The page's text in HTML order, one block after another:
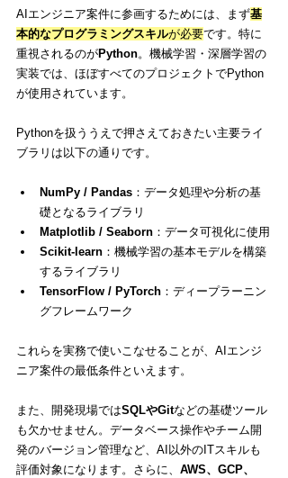
AIエンジニア案件に参画するためには、まず基
本的なプログラミングスキルが必要です。特に
重視されるのがPython。機械学習・深層学習の
実装では、ほぼすべてのプロジェクトでPython
が使用されています。
Pythonを扱ううえで押さえておきたい主要ライ
ブラリは以下の通りです。
NumPy / Pandas ：データ処理や分析の基
礎となるライブラリ
Matplotlib / Seaborn ：データ可視化に使用
Scikit-learn ：機械学習の基本モデルを構築
するライブラリ
TensorFlow / PyTorch ：ディープラーニン
グフレームワーク
これらを実務で使いこなせることが、AIエンジ
ニア案件の最低条件といえます。
また、開発現場ではSQLやGitなどの基礎ツール
も欠かせません。データベース操作やチーム開
発のバージョン管理など、AI以外のITスキルも
評価対象になります。さらに、 AWS、GCP、